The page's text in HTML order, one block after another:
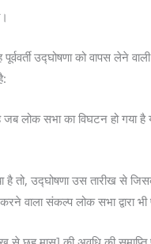
को वापस लेने वाली
जब लोक सभा का विघटन हो
है तो, उद्घोषणा उस तारीख से
वाला संकल्प लोक सभा द्वारा भी